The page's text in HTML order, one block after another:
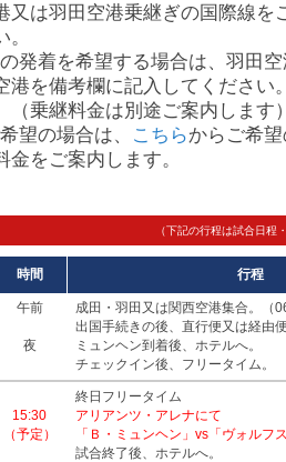
又は羽田空港乗継ぎの国際線
発着を希望する場合は、羽田
港を備考欄に記入してください
（乗継料金は別途ご案内します
望の場合は、 こちらからご希
をご案内します。
（下記の行程は試合日程
時間 行程
午前
夜
成田・羽田又は関西空港集合。（
出国手続きの後、直行便又は経由
ミュンヘン到着後、ホテルへ。
チェックイン後、フリータイム。
15:30
（予定）
終日フリータイム
アリアンツ・アレナにて
「Ｂ・ミュンヘン」vs「ヴォルフ
試合終了後、ホテルへ。